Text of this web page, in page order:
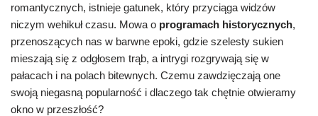
romantycznych, istnieje gatunek, który przyciąga widzów
niczym wehikuł czasu. Mowa o programach historycznych,
przenoszących nas w barwne epoki, gdzie szelesty sukien
mieszają się z odgłosem trąb, a intrygi rozgrywają się w
pałacach i na polach bitewnych. Czemu zawdzięczają one
swoją niegasną popularność i dlaczego tak chętnie otwieramy
okno w przeszłość?